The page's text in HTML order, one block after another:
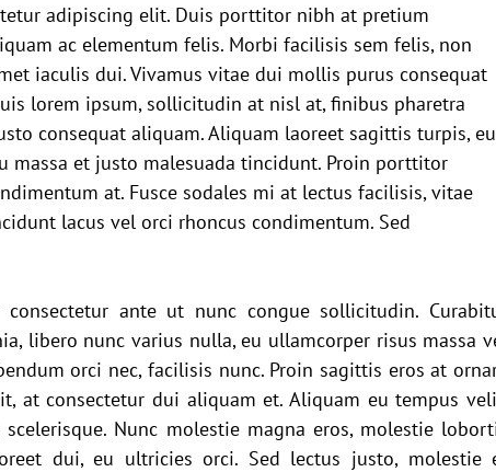
adipiscing elit. Duis porttitor nibh at pretium
ac elementum felis. Morbi facilisis sem felis, non
iaculis dui. Vivamus vitae dui mollis purus consequat
lorem ipsum, sollicitudin at nisl at, finibus pharetra
consequat aliquam. Aliquam laoreet sagittis turpis, eu
massa et justo malesuada tincidunt. Proin porttitor
at. Fusce sodales mi at lectus facilisis, vitae
lacus vel orci rhoncus condimentum. Sed
ante ut nunc congue sollicitudin.
libero nunc varius nulla, eu ullamcorper risus massa
orci nec, facilisis nunc. Proin sagittis eros at
at consectetur dui aliquam et. Aliquam eu tempus
Nunc molestie magna eros, molestie
dui, eu ultricies orci. Sed lectus justo, molestie